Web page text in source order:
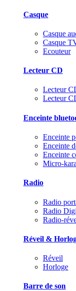
Casque
Casque
Casque
Ecouteur
Lecteur CD
Lecteur
Lecteur
Enceinte
Enceinte
Enceinte
Enceinte
Micro-
Radio
Radio
Radio
Radio-
Réveil &
Réveil
Horloge
Barre de son